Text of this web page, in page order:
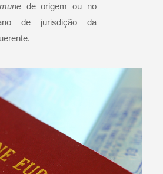
de origem ou no
de jurisdição da